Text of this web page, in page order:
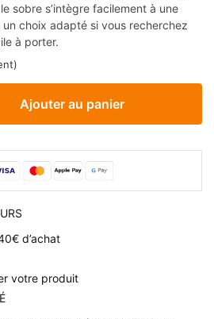
sobre s’intègre facilement à une
un choix adapté si vous recherchez
à porter.
Ajouter au panier
d’achat
votre produit